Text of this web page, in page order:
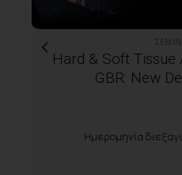
Hard & Soft
GBR: New
Ημερομηνία